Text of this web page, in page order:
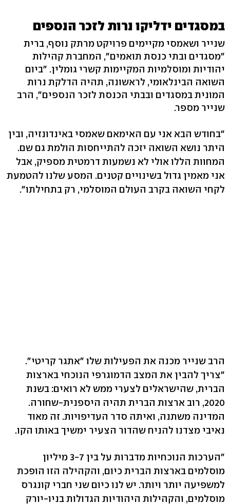
במסגדים ידליקו נרות לזכר הנספים
שנייר ושאמסי מקיימים פרויקט מרתק נוסף, ברית
"מסגדים ובתי כנסת תואמים", המחברת קהילות
יהודיות ומוסלמיות המקיימות קשרי גומלין. "ביום
השואה הבינלאומי, לראשונה, תהיה הדלקת נרות
המונית במסגדים ובבתי הכנסת לזכר הנספים", הרב
שנייר מספר.
"בחודש הבא אני עם האימאם שאמסי באינדונזיה, ובין
היתר נושא השואה יזכה להתייחסות הולמת גם שם.
המחוות הללו אולי לא נשמעות דרמטית מספיק, אבל
אני מאמין גדול בשינויים קטנים. המסע שלנו להטמעת
לקחי השואה בקרב העולם המוסלמי, רק בתחילתו".
הרב שנייר מכנה את הפעילות שלו "אתגר קריטי".
"צריך להבין את המצב הדמוגרפי הנוכחי בארצות
הברית, שהישראלים לצערי ממש לא רואים: בשנת
2020, רוב ארצות הברית תהיה היספנית-שחורה.
המדינה משתנה, ואיתה סדר העדיפויות. זה מאוד
נאיבי מצדנו להניח שהדור הצעיר ימשיך באותו הקו.
"הערכות הנוכחיות מדברות על בין 3-7 מיליון
מוסלמים בארצות הברית כיום, והקהילה הזו הופכת
למשפיעה יותר ויותר. יש לנו כיום שני חברי קונגרס
מוסלמים, והקהילות היהודיות הגדולות בניו-יורק